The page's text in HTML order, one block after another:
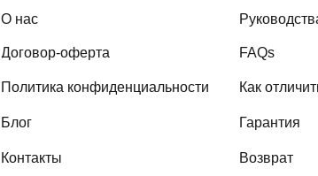
О нас
Договор-оферта
Политика конфиденциальности Как
Блог
Контакты
FAQs
Гарантия
Возврат